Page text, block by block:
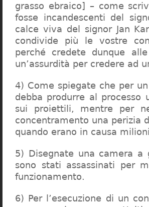
grasso ebraico] – come
fosse incandescenti del
calce viva del signor Jan
condivide più le vostre
perché credete dunque
un’assurdità per credere ad
4) Come spiegate che per
debba produrre al processo
sui proiettili, mentre per
concentramento una perizia
quando erano in causa
5) Disegnate una camera a
sono stati assassinati per
funzionamento.
6) Per l’esecuzione di un